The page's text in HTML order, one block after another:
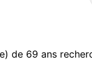
de 69 ans